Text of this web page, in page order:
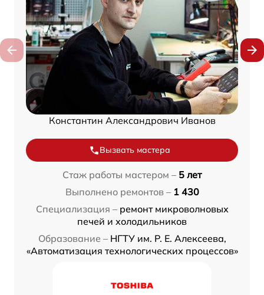
Константин Александрович Иванов
Вызвать мастера
Стаж работы мастером – 5 лет
Выполнено ремонтов – 1 430
Специализация – ремонт микроволновых
печей и холодильников
Образование – НГТУ им. Р. Е. Алексеева,
«Автоматизация технологических процессов»